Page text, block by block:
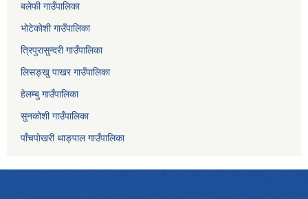
बलेफी गाउँपालिका
भोटेकोशी गाउँपालिका
त्रिपुरासुन्दरी गाउँपालिका
लिसङ्खु पाखर गाउँपालिका
हेलम्बु गाउँपालिका
सुनकोशी गाउँपालिका
पाँचपाेखरी थाङ्पाल गाउँपालिका